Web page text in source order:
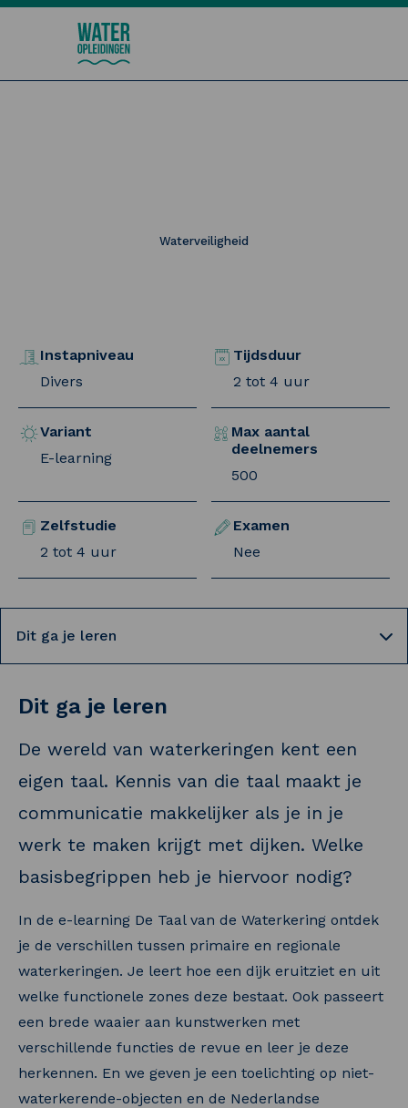
Wateropleidingen
Waterveiligheid
Instapniveau
Divers
Tijdsduur
2 tot 4 uur
Variant
E-learning
Max aantal
deelnemers
500
Zelfstudie
2 tot 4 uur
Examen
Nee
Dit ga je leren
De wereld van waterkeringen kent een
eigen taal. Kennis van die taal maakt je
communicatie makkelijker als je in je
werk te maken krijgt met dijken. Welke
basisbegrippen heb je hiervoor nodig?
In de e-learning De Taal van de Waterkering ontdek
je de verschillen tussen primaire en regionale
waterkeringen. Je leert hoe een dijk eruitziet en uit
welke functionele zones deze bestaat. Ook passeert
een brede waaier aan kunstwerken met
verschillende functies de revue en leer je deze
herkennen. En we geven je een toelichting op niet-
waterkerende-objecten en de Nederlandse